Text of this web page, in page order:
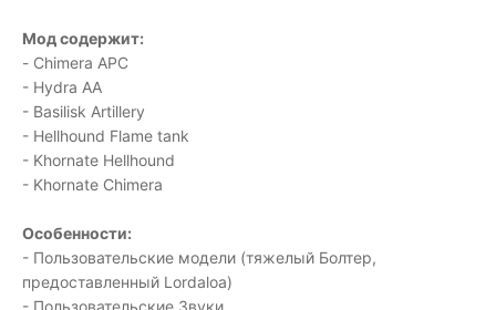
Мод содержит:
- Chimera APC
- Hydra AA
- Basilisk Artillery
- Hellhound Flame tank
- Khornate Hellhound
- Khornate Chimera
Особенности:
- Пользовательские модели (тяжелый Болтер,
предоставленный Lordaloa)
- Пользовательские Звуки